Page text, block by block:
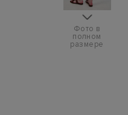
Фото в
полном
размере